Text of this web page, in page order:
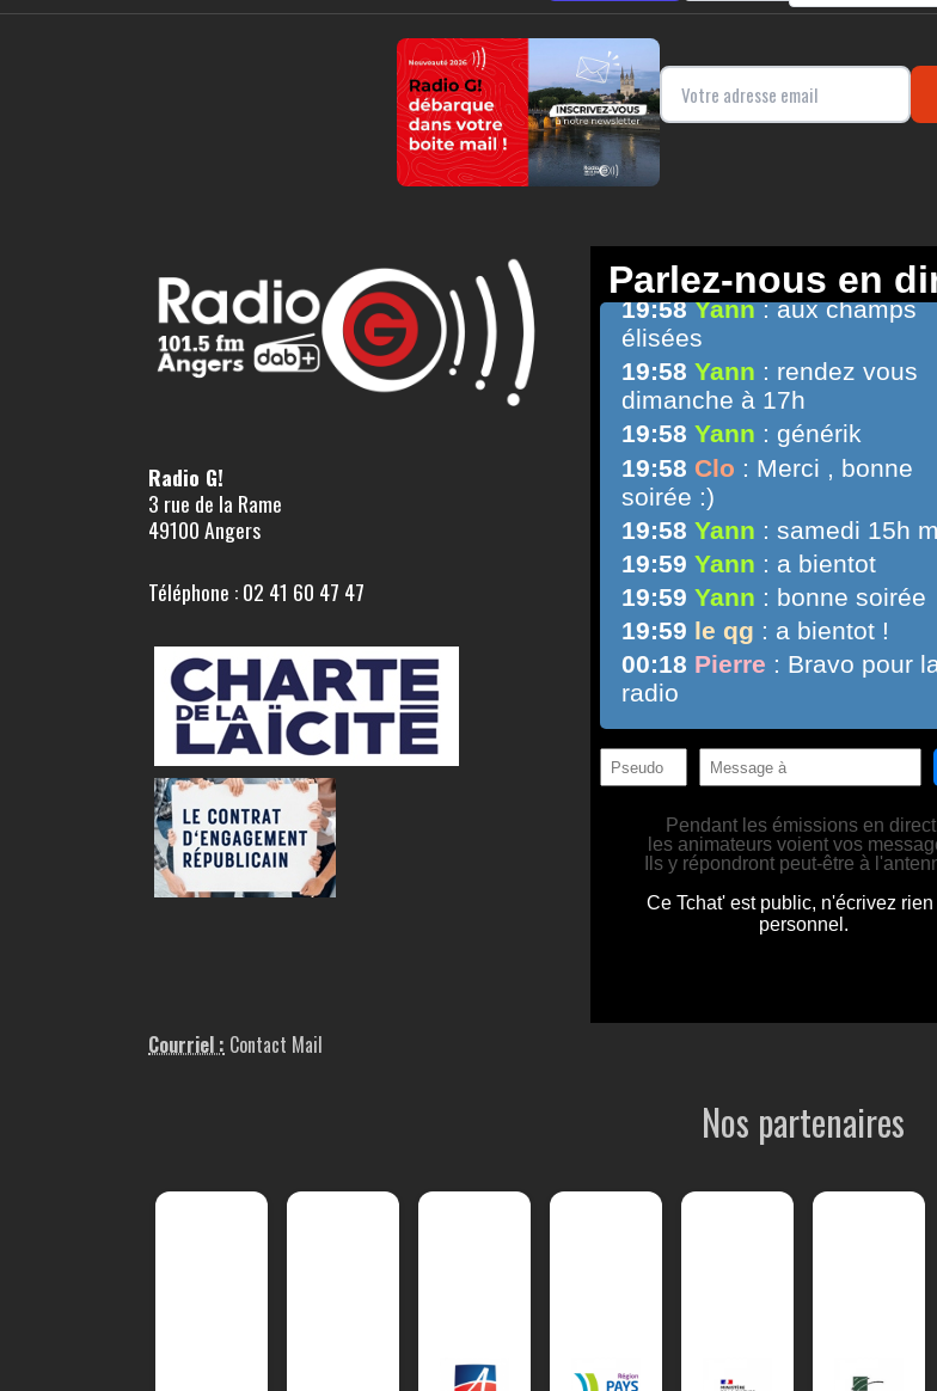
Radio G!
3 rue de la Rame
49100 Angers
Téléphone : 02 41 60 47 47
Courriel : Contact Mail
Nos partenaires